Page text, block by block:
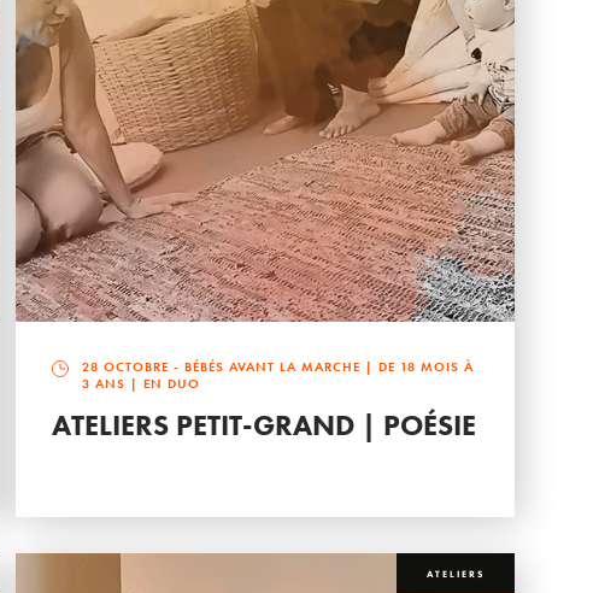
28 OCTOBRE - BÉBÉS AVANT LA MARCHE | DE 18 MOIS À
3 ANS | EN DUO
ATELIERS PETIT-GRAND | POÉSIE
ATELIERS